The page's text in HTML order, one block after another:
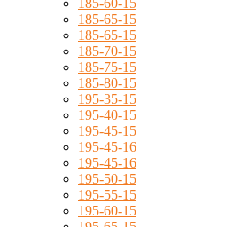
185-60-15
185-65-15
185-65-15
185-70-15
185-75-15
185-80-15
195-35-15
195-40-15
195-45-15
195-45-16
195-45-16
195-50-15
195-55-15
195-60-15